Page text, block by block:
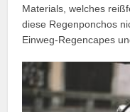
Materials, welches
diese Regenponchos
Einweg-Regencapes